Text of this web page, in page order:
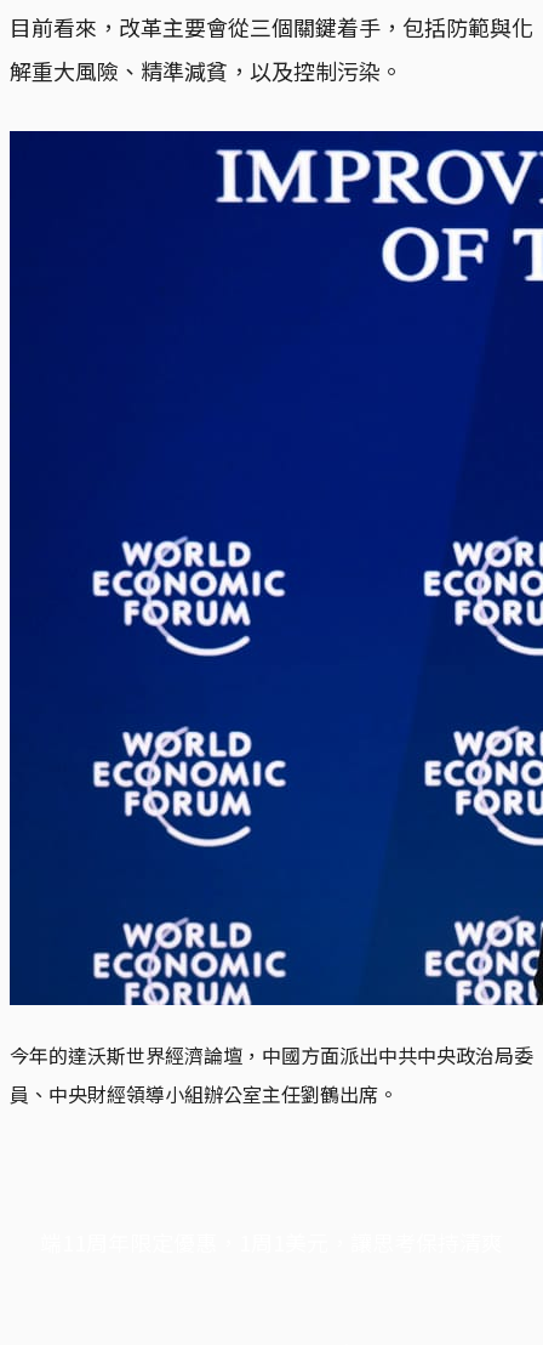
目前看來，改革主要會從三個關鍵着手，包括防範與化
解重大風險、精準減貧，以及控制污染。
今年的達沃斯世界經濟論壇，中國方面派出中共中央政治局委
員、中央財經領導小組辦公室主任劉鶴出席。